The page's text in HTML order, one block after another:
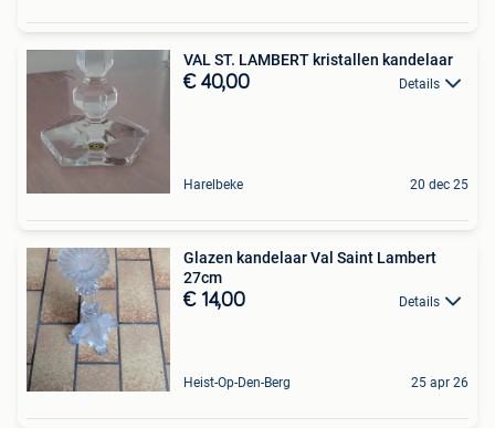
VAL ST. LAMBERT kristallen kandelaar
€ 40,00 Details
Harelbeke 20 dec 25
Glazen kandelaar Val Saint Lambert
27cm
€ 14,00 Details
Heist-Op-Den-Berg 25 apr 26